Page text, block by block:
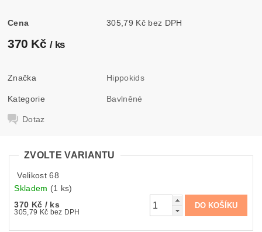
Cena 305,79 Kč bez DPH
370 Kč / ks
Značka Hippokids
Kategorie Bavlněné
Dotaz
ZVOLTE VARIANTU
Velikost 68
Skladem (1 ks)
370 Kč / ks
305,79 Kč bez DPH